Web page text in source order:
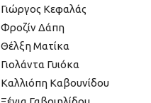
Γιώργος Κεφαλάς
Φροζίν Δάπη
Θέλξη Ματίκα
Γιολάντα Γυιόκα
Καλλιόπη Καβουνίδου